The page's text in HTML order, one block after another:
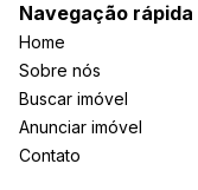
Navegação rápida
Home
Sobre nós
Buscar imóvel
Anunciar imóvel
Contato